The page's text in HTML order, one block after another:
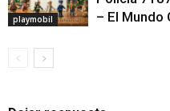
playmobil
– El Mundo